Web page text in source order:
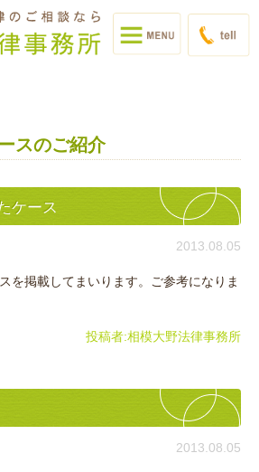
スのご紹介
ケース
2013.08.05
を掲載してまいります。ご参考になりま
投稿者:相模大野法律事務所
2013.08.05